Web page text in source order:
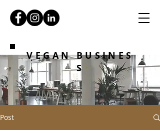
VEGAN BUSINES
S
Post